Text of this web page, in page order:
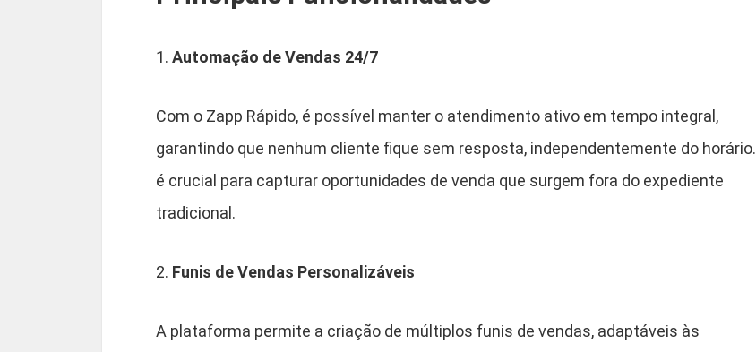
1. Automação de Vendas 24/7
Com o Zapp Rápido, é possível manter o atendimento ativo em tempo integral,
garantindo que nenhum cliente fique sem resposta, independentemente do horário.
é crucial para capturar oportunidades de venda que surgem fora do expediente
tradicional.
2. Funis de Vendas Personalizáveis
A plataforma permite a criação de múltiplos funis de vendas, adaptáveis às